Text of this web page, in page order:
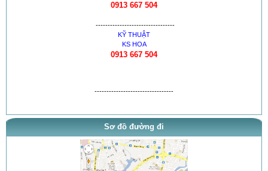
0913 667 504
---------------------------------
KỸ THUẬT
KS HOA
0913 667 504
---------------------------------
Sơ đồ đường đi